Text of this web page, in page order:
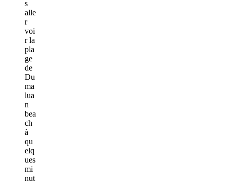
s
alle
r
voi
r la
pla
ge
de
Du
ma
lua
n
bea
ch
à
qu
elq
ues
mi
nut